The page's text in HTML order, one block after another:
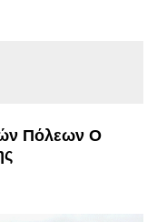
Πόλεων Ο